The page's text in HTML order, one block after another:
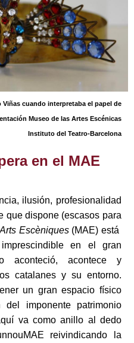
cuando interpretaba el papel de
Museo de las Artes Escénicas
Instituto del Teatro-Barcelona
en el MAE
ilusión, profesionalidad
que dispone (escasos para
Escèniques(MAE) está
en el gran
aconteció, acontece y
catalanes y su entorno.
un gran espacio físico
imponente patrimonio
va como anillo al dedo
reivindicando la